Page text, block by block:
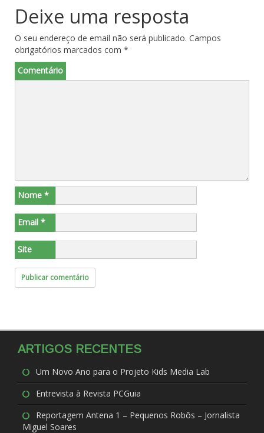
Deixe uma resposta
O seu endereço de email não será publicado. Campos
obrigatórios marcados com *
Comentário
Nome *
Email *
Site
ARTIGOS RECENTES
Um Novo Ano para o Projeto Kids Media Lab
Entrevista à Revista PCGuia
Reportagem Antena 1 – Pequenos Robôs – Jornalista
Miguel Soares